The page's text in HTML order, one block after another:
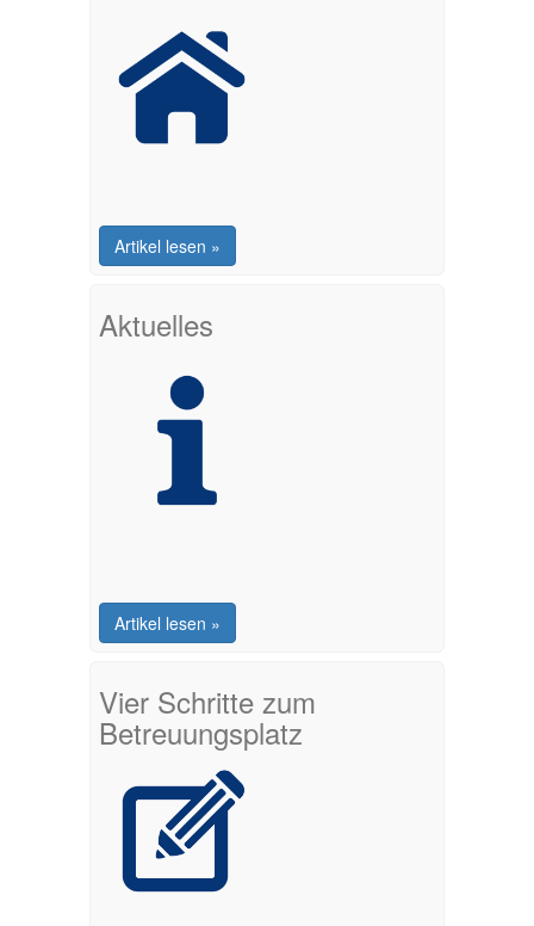
Artikel lesen »
Aktuelles
Artikel lesen »
Vier Schritte zum
Betreuungsplatz